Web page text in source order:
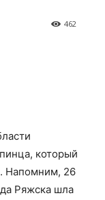
462
который
Напомним, 26
Ряжска шла